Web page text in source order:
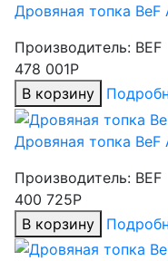
Дровяная топка
Производитель: BEF
478 001Р
В корзину
Дровяная топка BeF
Производитель: BEF
400 725Р
В корзину